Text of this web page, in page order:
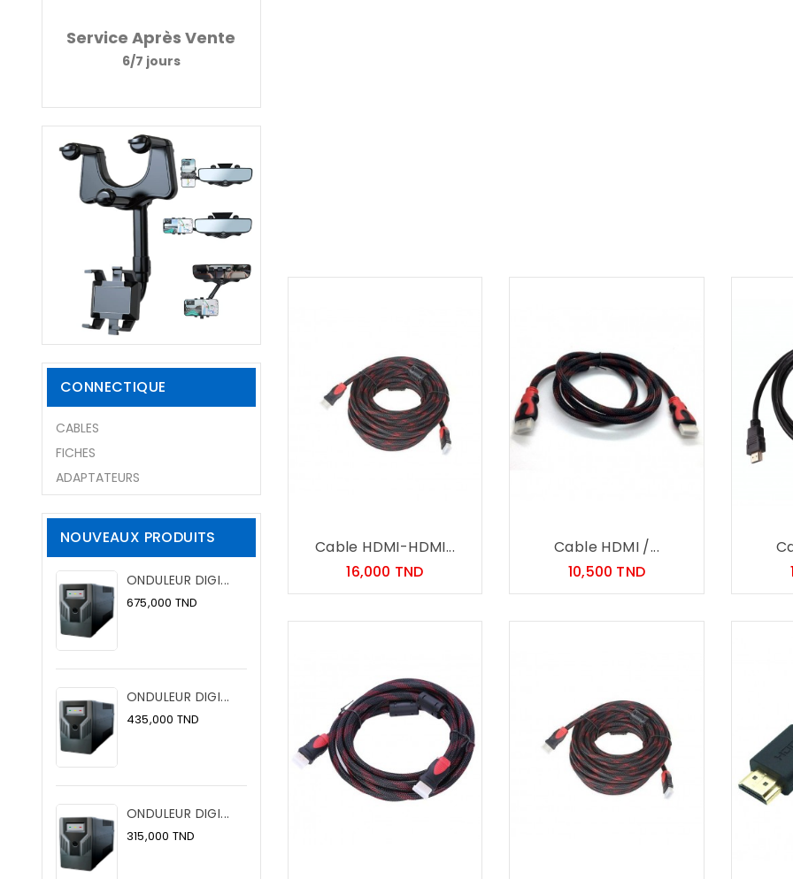
Service Après Vente
6/7 jours
CONNECTIQUE
CABLES
FICHES
ADAPTATEURS
NOUVEAUX PRODUITS
ONDULEUR DIGI...
675,000 TND
ONDULEUR DIGI...
435,000 TND
ONDULEUR DIGI...
315,000 TND
Cable HDMI-HDMI...
16,000 TNDPrix
Cable HDMI /...
10,500 TNDPrix